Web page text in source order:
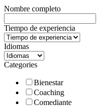
Nombre completo
Tiempo de experiencia
Idiomas
Categories
Bienestar
Coaching
Comediante